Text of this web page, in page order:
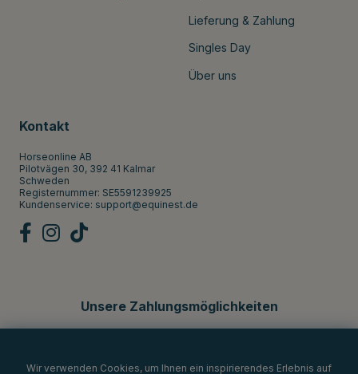
Lieferung & Zahlung
Singles Day
Über uns
Kontakt
Horseonline AB
Pilotvägen 30, 392 41 Kalmar
Schweden
Registernummer: SE5591239925
Kundenservice: support@equinest.de
Unsere Zahlungsmöglichkeiten
Wir verwenden Cookies, um Ihnen ein inspirierendes Erlebnis auf